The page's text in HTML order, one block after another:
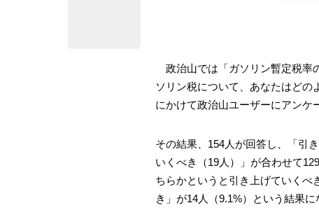
政治山では「ガソリン暫定税率
ソリン税について、あなたはどの
にかけて政治山ユーザーにアンケ
その結果、154人が回答し、「引
いくべき（19人）」が合わせて
ちらかというと引き上げていくべ
き」が14人（9.1%）という結果に